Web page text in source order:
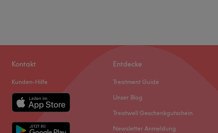
Kontakt
Kunden-Hilfe
Entdecke
Treatment Guide
Unser Blog
Treatwell Geschenkgutschein
Newsletter Anmeldung